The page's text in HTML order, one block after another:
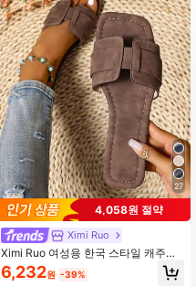
27
4,058원 절약
Ximi Ruo
Ximi Ruo 여성용 한국 스타일 캐주얼
플랫 슬라이드, 슬립온 슬리퍼, 오픈
토 여름 로마식 브레이드 샌들, 비치
6,232원 -39%